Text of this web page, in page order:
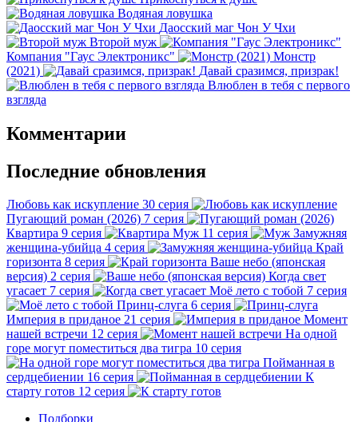
Водяная ловушка
Даосский маг Чон У Чхи
Второй муж
Компания "Гаус Электроникс"
Монстр
(2021)
Давай сразимся, призрак!
Влюблен в тебя с первого
взгляда
Комментарии
Последние обновления
Любовь как искупление 30 серия
Пугающий роман (2026) 7 серия
Квартира 9 серия Муж 11 серия
Замужняя
женщина-убийца 4 серия
Край
горизонта 8 серия
Ваше небо (японская
версия) 2 серия
Когда свет
угасает 7 серия Моё лето с тобой 7 серия
Принц-слуга 6 серия
Империя в приданое 21 серия
Момент
нашей встречи 12 серия
На одной
горе могут поместиться два тигра 10 серия
Пойманная в
сердцебиении 16 серия
К
старту готов 12 серия
Подборки